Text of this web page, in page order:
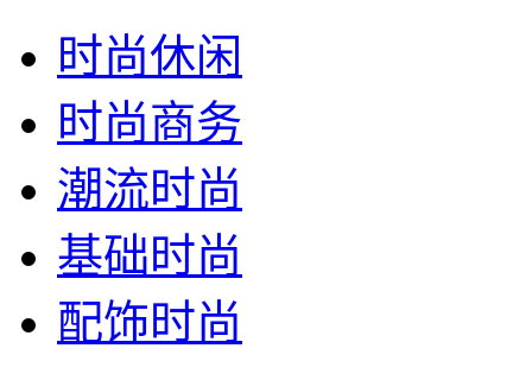
时尚休闲
时尚商务
潮流时尚
基础时尚
配饰时尚